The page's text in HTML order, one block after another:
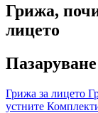
Грижа,
лицето
Грижа за лицето
устните